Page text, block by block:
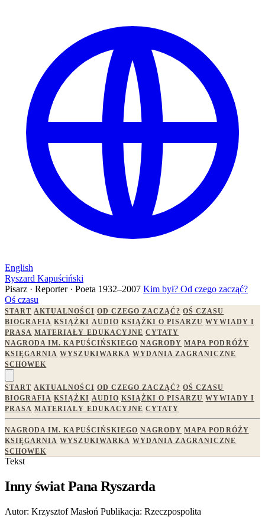
English
Ryszard Kapuściński
Pisarz · Reporter · Poeta 1932–2007 Kim był? Od czego zacząć?
Oś czasu
START AKTUALNOŚCI OD CZEGO ZACZĄĆ? OŚ CZASU
BIOGRAFIA KSIĄŻKI AUDIO KSIĄŻKI O PISARZU WYWIADY I
PRASA MATERIAŁY EDUKACYJNE CYTATY
NAGRODA IM. KAPUŚCIŃSKIEGO NAGRODY MAPA PODRÓŻY
KSIĘGARNIA WYSZUKIWARKA WYDANIA ZAGRANICZNE
SCHOWEK
START AKTUALNOŚCI OD CZEGO ZACZĄĆ? OŚ CZASU
BIOGRAFIA KSIĄŻKI AUDIO KSIĄŻKI O PISARZU WYWIADY I
PRASA MATERIAŁY EDUKACYJNE CYTATY
NAGRODA IM. KAPUŚCIŃSKIEGO NAGRODY MAPA PODRÓŻY
KSIĘGARNIA WYSZUKIWARKA WYDANIA ZAGRANICZNE
SCHOWEK
Tekst
Inny świat Pana Ryszarda
Autor: Krzysztof Masłoń Publikacja: Rzeczpospolita